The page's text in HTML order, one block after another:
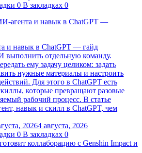
0 В закладках 0
и навык в ChatGPT — гайд
отдельную команду.
ему задачу целиком: задать
нужные материалы и настроить
Для этого в ChatGPT есть
которые превращают разовые
рабочий процесс. В статье
навык и скилл в ChatGPT, чем
20264 августа, 2026
0 В закладках 0
коллаборацию с Genshin Impact и